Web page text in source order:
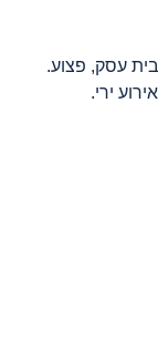
עסק, פצוע.
ירי.